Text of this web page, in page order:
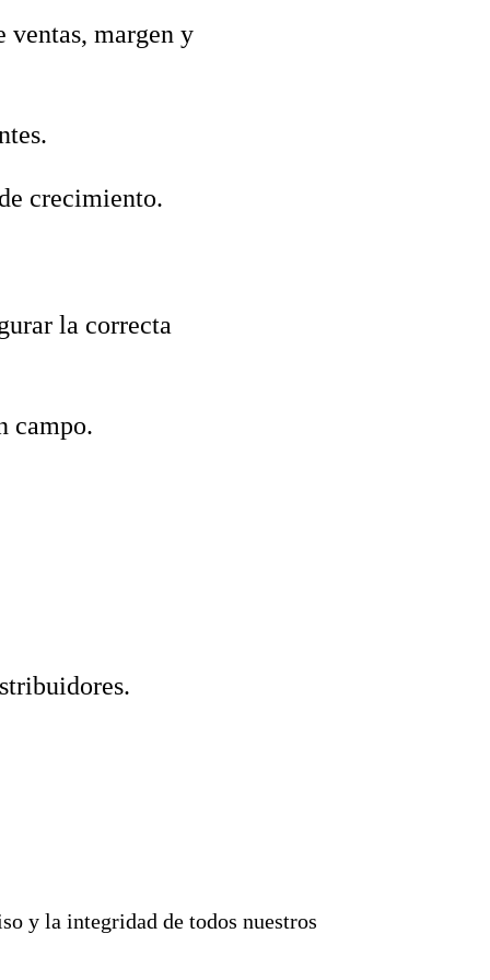
ventas, margen y
crecimiento.
la correcta
campo.
y la integridad de todos nuestros